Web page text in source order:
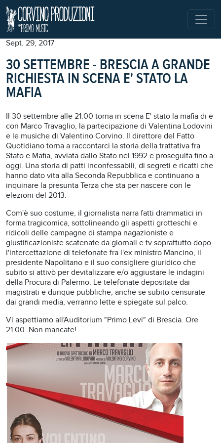
Sept. 29, 2017
30 SETTEMBRE - BRESCIA A GRANDE
RICHIESTA IN SCENA E' STATO LA
MAFIA
Il 30 settembre alle 21.00 torna in scena E' stato la mafia di e
con Marco Travaglio, la partecipazione di Valentina Lodovini
e le musiche di Valentino Corvino. Il direttore del Fatto
Quotidiano torna a raccontarci la storia della trattativa fra
Stato e Mafia, avviata dallo Stato nel 1992 e proseguita fino a
oggi. Una storia di patti inconfessabili, di segreti e ricatti che
hanno dato vita alla Seconda Repubblica e continuano a
inquinare la presunta Terza che sta per nascere con le
elezioni del 2013.
Com'è suo costume, il giornalista narra fatti drammatici in
forma tragicomica, sottolineando gli aspetti grotteschi e
ridicoli delle campagne di stampa nagazioniste e
giustificazioniste scatenate da giornali e tv soprattutto dopo
l'intercettazione di telefonate fra l'ex ministro Mancino, il
presidente Napolitano e il suo consigliere giuridico che
subito si attivò per devitalizzare e/o aggiustare le indagini
della Procura di Palermo. Le telefonate depositate dai
magistrati e dunque pubbliche, anche se subito censurate
dai grandi media, verranno lette e spiegate sul palco.
Vi aspettiamo all'Auditorium "Primo Levi" di Brescia. Ore
21.00. Non mancate!